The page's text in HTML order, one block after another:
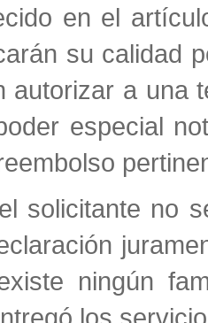
en el
su calidad
autorizar a una
especial
solicitante no
ningún